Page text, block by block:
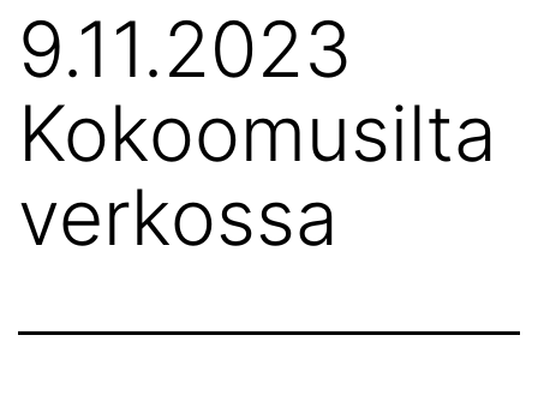
9.11.2023
Kokoomusilta
verkossa